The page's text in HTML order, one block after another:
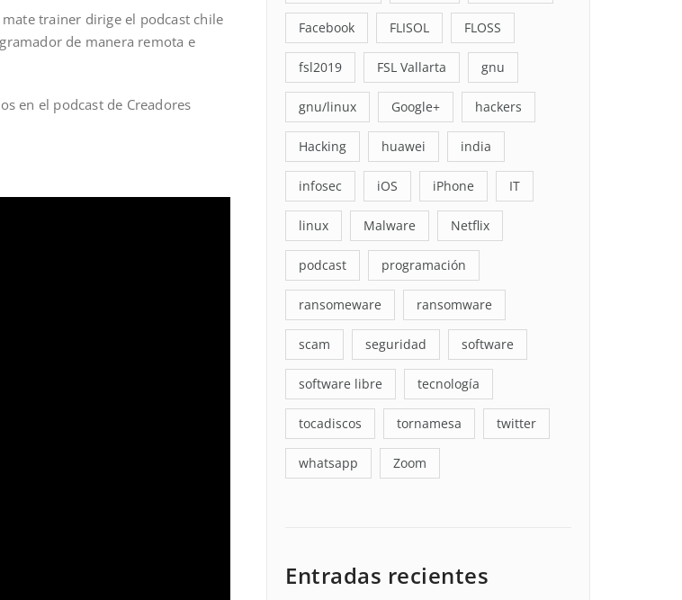
trainer dirige el podcast chile
de manera remota e
en el podcast de Creadores
Facebook FLISOL FLOSS
fsl2019 FSL Vallarta gnu
gnu/linux Google+ hackers
Hacking huawei india
infosec iOS iPhone IT
linux Malware Netflix
podcast programación
ransomeware ransomware
scam seguridad software
software libre tecnología
tocadiscos tornamesa twitter
whatsapp Zoom
Entradas recientes